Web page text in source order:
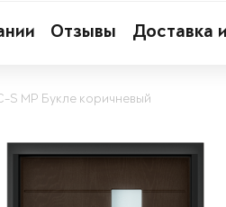
Отзывы Доставка
S MP Букле коричневый